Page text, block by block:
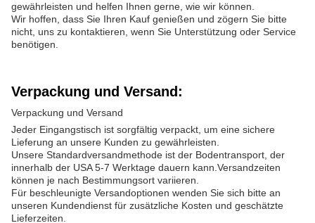
gewährleisten und helfen Ihnen gerne, wie wir können.
Wir hoffen, dass Sie Ihren Kauf genießen und zögern Sie bitte
nicht, uns zu kontaktieren, wenn Sie Unterstützung oder Service
benötigen.
Verpackung und Versand:
Verpackung und Versand
Jeder Eingangstisch ist sorgfältig verpackt, um eine sichere
Lieferung an unsere Kunden zu gewährleisten.
Unsere Standardversandmethode ist der Bodentransport, der
innerhalb der USA 5-7 Werktage dauern kann.Versandzeiten
können je nach Bestimmungsort variieren.
Für beschleunigte Versandoptionen wenden Sie sich bitte an
unseren Kundendienst für zusätzliche Kosten und geschätzte
Lieferzeiten.